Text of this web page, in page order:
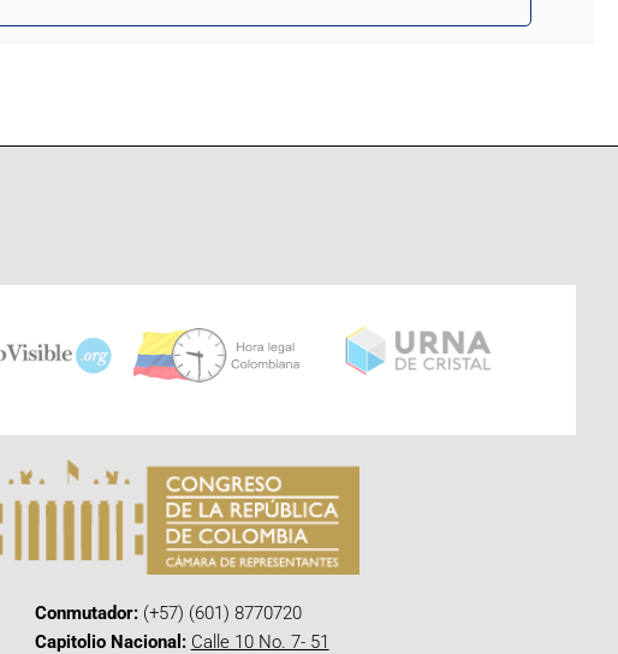
Conmutador:(+57) (601) 8770720
Capitolio Nacional: Calle 10 No. 7- 51